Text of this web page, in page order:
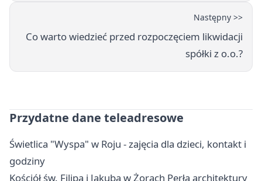
Następny >>
Co warto wiedzieć przed rozpoczęciem likwidacji
spółki z o.o.?
Przydatne dane teleadresowe
Świetlica "Wyspa" w Roju - zajęcia dla dzieci, kontakt i
godziny
Kościół św. Filipa i Jakuba w Żorach Perła architektury